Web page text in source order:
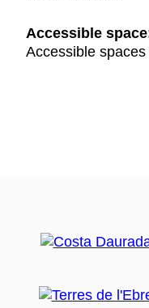
Accessible
Accessible spaces